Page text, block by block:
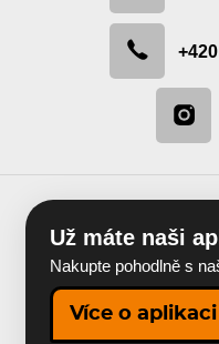
Už máte naši
Nakupte pohodlně s
Více o aplikaci